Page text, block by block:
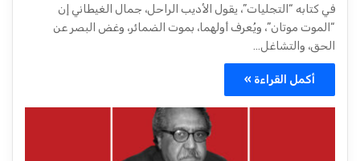
في كتابه “التجليات”، يقول الأديب الراحل، جمال الغيطاني إن
“الموت موتان”، ويُعرف أولهما، بموت الضمائر، وغض البصر عن
الحق، والتشاغل…
أكمل القراءة »